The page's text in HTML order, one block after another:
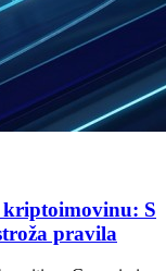
kriptoimovinu: S
pravila